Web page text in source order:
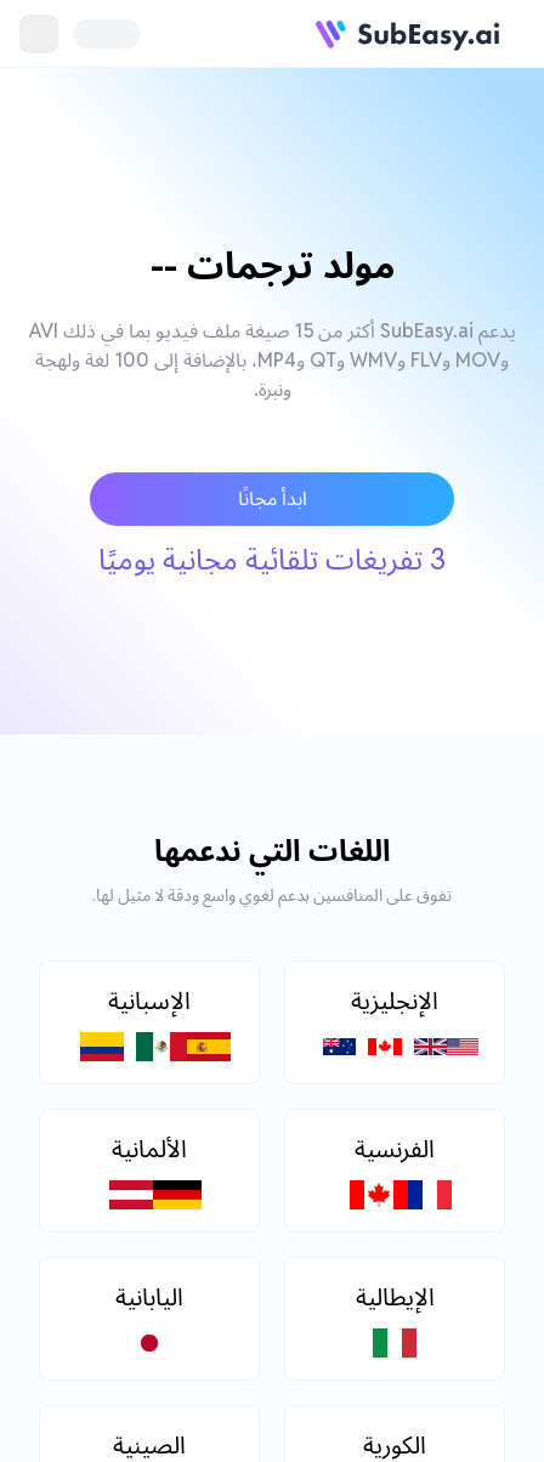
مولد ترجمات --
يدعم SubEasy.ai أكثر من 15 صيغة ملف فيديو بما في ذلك AVI
وMOV وFLV وWMV وQT وMP4، بالإضافة إلى 100 لغة ولهجة
ونبرة.
ابدأ مجانًا
3 تفريغات تلقائية مجانية يوميًا
اللغات التي ندعمها
تفوق على المنافسين بدعم لغوي واسع ودقة لا مثيل لها.
الإنجليزية الإسبانية
الفرنسية الألمانية
الإيطالية اليابانية
الكورية الصينية